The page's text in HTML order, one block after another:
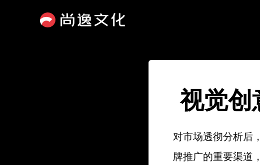
视觉
对市场透彻分析后
牌推广的重要渠道